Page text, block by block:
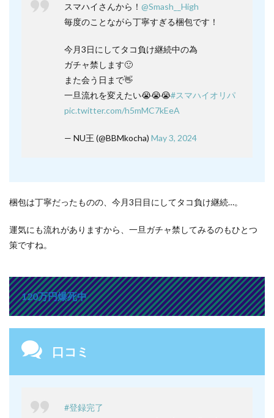
スマハイさんから！ @Smash__High
毎度のことながら丁寧すぎる梱包です！
今月3日にしてタコ負け継続中の為
ガチャ禁します🙂
また会う日まで👋
一旦流れを変えたい😭😭😭#スマハイオリパ
pic.twitter.com/h5mMC7kEeA
— NU王 (@BBMkocha) May 3, 2024
梱包は丁寧だったものの、今月3日目にしてタコ負け継続…。
運気にも流れがありますから、一旦ガチャ禁してみるのもひとつ
策ですね。
120万円爆死中
口コミ
#登録完了